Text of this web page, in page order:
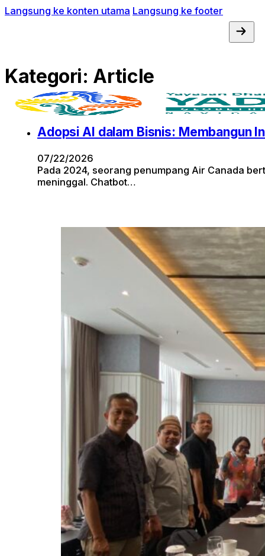
Langsung ke konten utama Langsung ke footer
Kategori: Article
Adopsi AI dalam Bisnis: Membangun
07/22/2026
Pada 2024, seorang penumpang Air Canada
meninggal. Chatbot…